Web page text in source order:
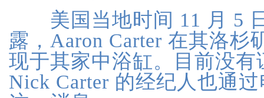
美国当地时间 11 月 5
露，Aaron Carter 在其洛杉
现于其家中浴缸。目前没
Nick Carter 的经纪人也通